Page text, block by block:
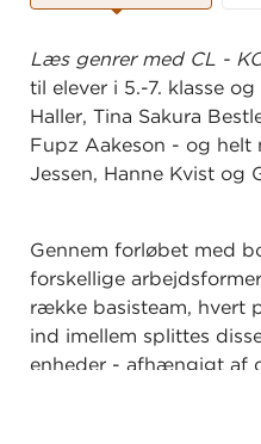
Læs genrer med CL -
til elever i 5.-7. klasse
Haller, Tina Sakura
Fupz Aakeson - og helt
Jessen, Hanne Kvist og
Gennem forløbet med
forskellige
række basisteam, hvert
ind imellem splittes
enheder - afhængigt af